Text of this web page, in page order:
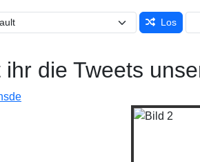
Los
ihr die Tweets